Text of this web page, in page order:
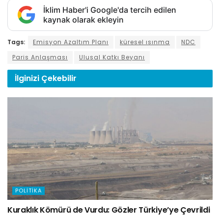
İklim Haber'i Google'da tercih edilen
kaynak olarak ekleyin
Tags: Emisyon Azaltım Planı küresel ısınma
NDC
Paris Anlaşması
Ulusal Katkı Beyanı
İlginizi Çekebilir
POLITIKA
Kuraklık Kömürü de Vurdu: Gözler Türkiye’ye Çevrildi